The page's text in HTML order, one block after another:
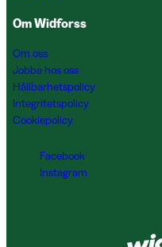
Om Widforss
Om oss
Jobba hos oss
Hållbarhetspolicy
Integritetspolicy
Cookiepolicy
Facebook
Instagram